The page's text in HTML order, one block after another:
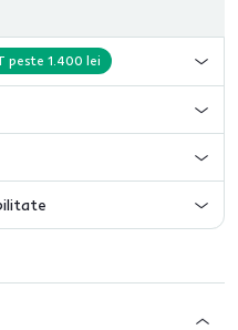
peste 1.400 lei